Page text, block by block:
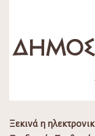
Ξεκινά η